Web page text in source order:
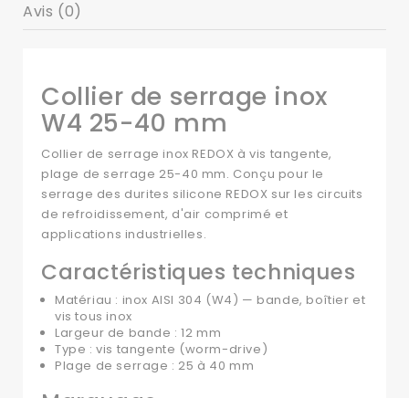
Avis (0)
Collier de serrage inox
W4 25-40 mm
Collier de serrage inox REDOX à vis tangente,
plage de serrage 25-40 mm. Conçu pour le
serrage des durites silicone REDOX sur les circuits
de refroidissement, d'air comprimé et
applications industrielles.
Caractéristiques techniques
Matériau : inox AISI 304 (W4) — bande, boîtier et
vis tous inox
Largeur de bande : 12 mm
Type : vis tangente (worm-drive)
Plage de serrage : 25 à 40 mm